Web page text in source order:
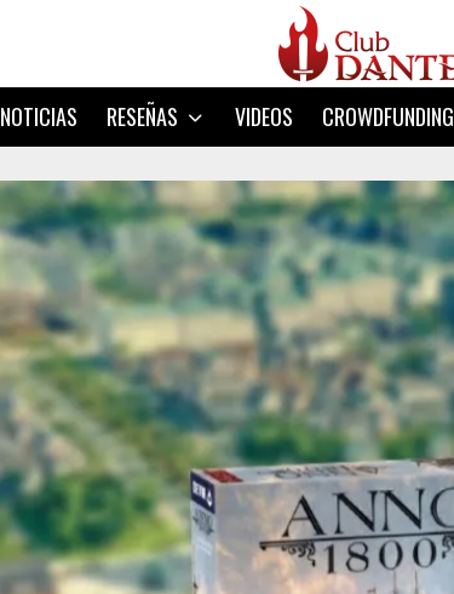
NOTICIAS RESEÑAS VIDEOS CROWDFUNDING